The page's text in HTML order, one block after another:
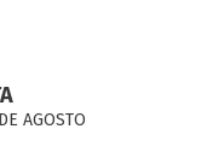
AGOSTO